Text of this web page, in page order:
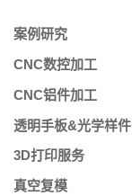
案例研究
CNC数控加工
CNC铝件加工
透明手板&光学样件
3D打印服务
真空复模